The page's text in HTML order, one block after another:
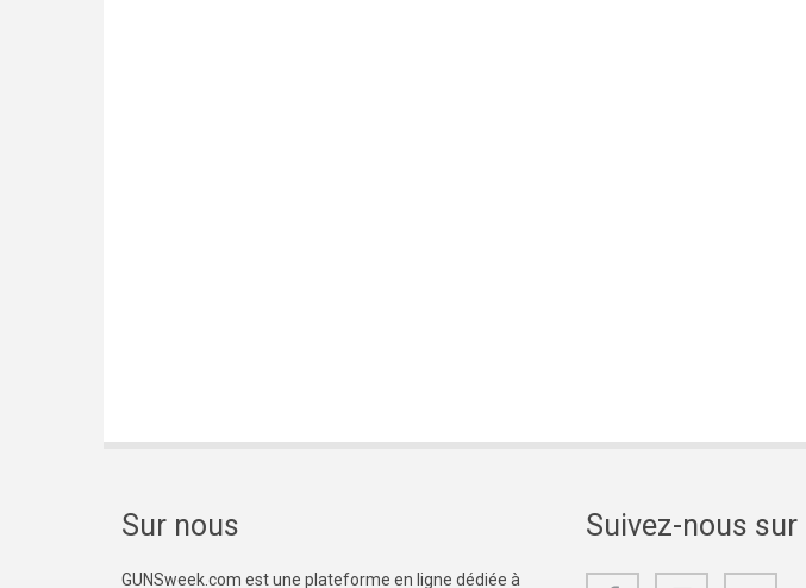
Sur nous
GUNSweek.com est une plateforme en ligne dédiée à
Suivez-nous sur